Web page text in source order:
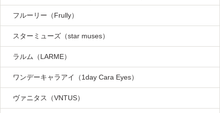
フルーリー（Frully）
スターミューズ（star muses）
ラルム（LARME）
ワンデーキャラアイ（1day Cara Eyes）
ヴァニタス（VNTUS）